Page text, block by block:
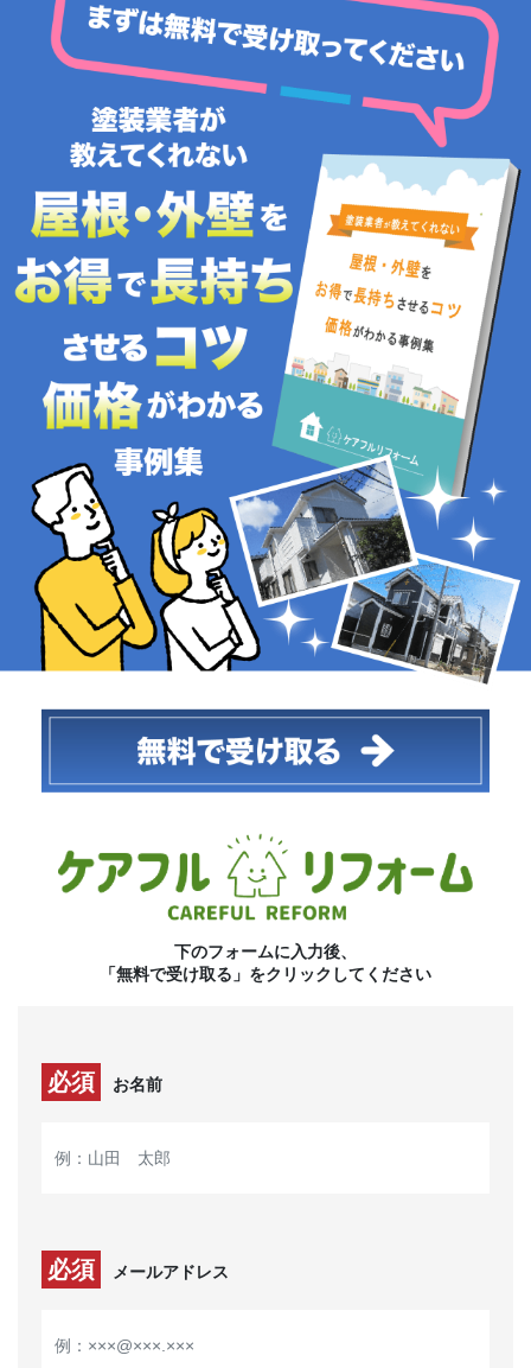
下のフォームに入力後、
「無料で受け取る」をクリックしてください
必須 お名前
必須 メールアドレス